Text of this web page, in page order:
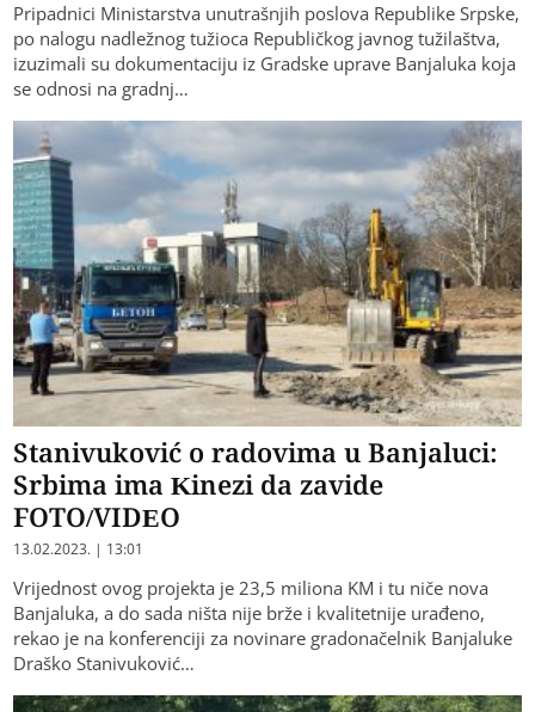
Pripadnici Ministarstva unutrašnjih poslova Republike Srpske,
po nalogu nadležnog tužioca Republičkog javnog tužilaštva,
izuzimali su dokumentaciju iz Gradske uprave Banjaluka koja
se odnosi na gradnj…
Stanivuković o radovima u Banjaluci:
Srbima ima Kinezi da zavide
FOTO/VIDEO
13.02.2023. | 13:01
Vrijednost ovog projekta je 23,5 miliona KM i tu niče nova
Banjaluka, a do sada ništa nije brže i kvalitetnije urađeno,
rekao je na konferenciji za novinare gradonačelnik Banjaluke
Draško Stanivuković…